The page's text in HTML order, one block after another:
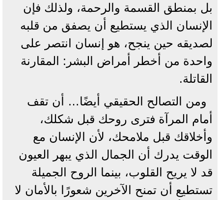
بل بمنطق القسمة والرحمة، ولذلك فإن
الإنسان الذي يستطيع أن يصفق من قلبه
لصديقه حين ينجح، هو إنسان انتصر على
واحدة من أخطر أمراض البشر: المقارنة
القاتلة.
ومن التصالح الحقيقي أيضًا… أن تقف
أمام المرآة فترى روحك قبل شكلك،
وأخلاقك قبل ملامحك، لأن الإنسان مع
الوقت يدرك أن الجمال الذي يبهر العيون
قد لا يريح القلوب، بينما الروح الجميلة
تستطيع أن تمنح الآخرين شعورًا بالأمان لا